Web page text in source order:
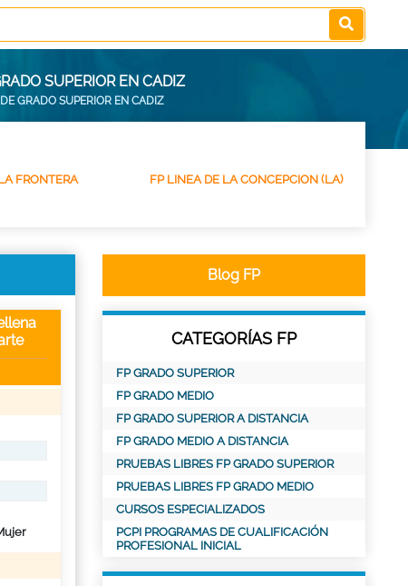
SUPERIOR EN CADIZ
GRADO SUPERIOR EN CADIZ
FRONTERA
FP LINEA DE LA CONCEPCION (LA)
Blog FP
CATEGORÍAS FP
FP GRADO SUPERIOR
FP GRADO MEDIO
FP GRADO SUPERIOR A DISTANCIA
FP GRADO MEDIO A DISTANCIA
PRUEBAS LIBRES FP GRADO SUPERIOR
PRUEBAS LIBRES FP GRADO MEDIO
CURSOS ESPECIALIZADOS
PCPI PROGRAMAS DE CUALIFICACIÓN
PROFESIONAL INICIAL